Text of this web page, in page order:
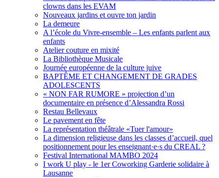
clowns dans les EVAM
Nouveaux jardins et ouvre ton jardin
La demeure
A l’école du Vivre-ensemble – Les enfants parlent aux
enfants
Atelier couture en mixité
La Bibliothèque Musicale
Journée européenne de la culture juive
BAPTÊME ET CHANGEMENT DE GRADES
ADOLESCENTS
« NON FAR RUMORE » projection d’un
documentaire en présence d’Alessandra Rossi
Restau Bellevaux
Le pavement en fête
La représentation théâtrale «Tuer l'amour»
La dimension religieuse dans les classes d’accueil, quel
positionnement pour les enseignant·e·s du CREAL ?
Festival International MAMBO 2024
I work U play - le 1er Coworking Garderie solidaire à
Lausanne